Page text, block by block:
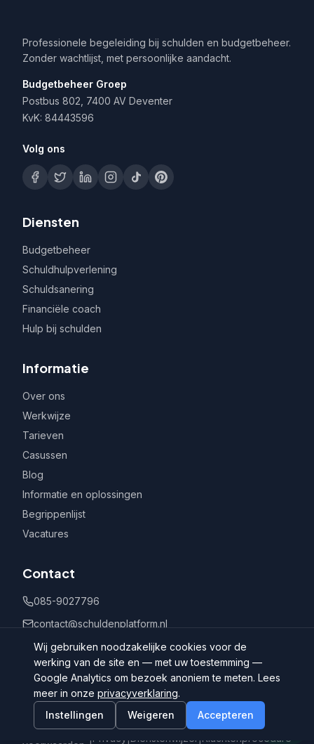
Professionele begeleiding bij schulden en budgetbeheer.
Zonder wachtlijst, met persoonlijke aandacht.
Budgetbeheer Groep
Postbus 802, 7400 AV Deventer
KvK: 84443596
Volg ons
Diensten
Budgetbeheer
Schuldhulpverlening
Schuldsanering
Financiële coach
Hulp bij schulden
Informatie
Over ons
Werkwijze
Tarieven
Casussen
Blog
Informatie en oplossingen
Begrippenlijst
Vacatures
Contact
085-9027796
contact@schuldenplatform.nl
Postbus 802, 7400 AV Deventer
©
Schuldenplatform.nl
Algemene
|Privacy |Dienstenwijzer |Klachtenprocedure
Wij gebruiken noodzakelijke cookies voor de
werking van de site en — met uw toestemming —
Google Analytics om bezoek anoniem te meten. Lees
meer in onze privacyverklaring.
Instellingen
Weigeren Accepteren